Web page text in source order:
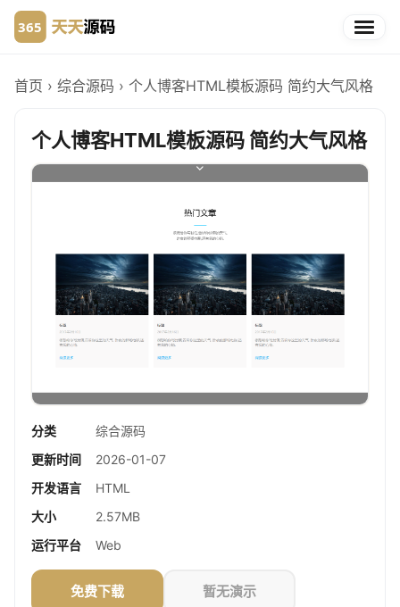
首页 › 综合源码 › 个人博客HTML模板源码 简约大气风格
个人博客HTML模板源码 简约大气风格
分类
综合源码
更新时间
2026-01-07
开发语言
HTML
大小
2.57MB
运行平台
Web
免费下载 暂无演示